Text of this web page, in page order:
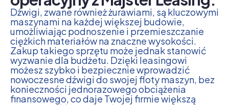
Dźwigi, zwane również żurawiami, są kluczowymi
maszynami na każdej większej budowie,
umożliwiając podnoszenie i przemieszczanie
ciężkich materiałów na znaczne wysokości.
Zakup takiego sprzętu może jednak stanowić
wyzwanie dla budżetu. Dzięki leasingowi
możesz szybko i bezpiecznie wprowadzić
nowoczesne dźwigi do swojej floty maszyn, bez
konieczności jednorazowego obciążenia
finansowego, co daje Twojej firmie większą